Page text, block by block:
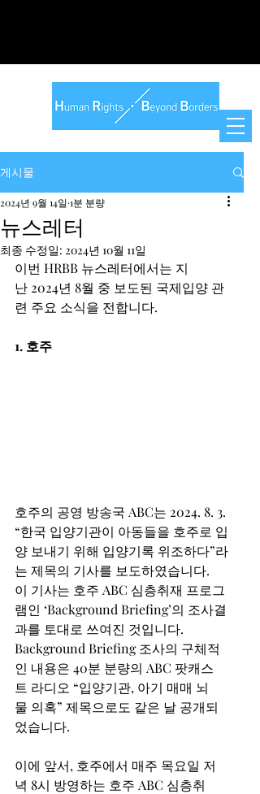
게시물
뉴스레터
2024년 9월 14일 1분 분량
최종 수정일: 2024년 10월 11일
이번 HRBB 뉴스레터에서는 지
난 2024년 8월 중 보도된 국제입양 관
련 주요 소식을 전합니다.
1. 호주
호주의 공영 방송국 ABC는 2024. 8. 3.
“한국 입양기관이 아동들을 호주로 입
양 보내기 위해 입양기록 위조하다”라
는 제목의 기사를 보도하였습니다.
이 기사는 호주 ABC 심층취재 프로그
램인 ‘Background Briefing’의 조사결
과를 토대로 쓰여진 것입니다.
Background Briefing 조사의 구체적
인 내용은 40분 분량의 ABC 팟캐스
트 라디오 “입양기관, 아기 매매 뇌
물 의혹” 제목으로도 같은 날 공개되
었습니다.
이에 앞서, 호주에서 매주 목요일 저
녁 8시 방영하는 호주 ABC 심층취